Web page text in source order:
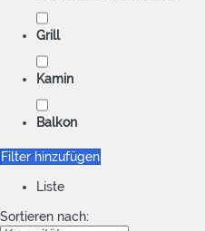
Grill
Kamin
Balkon
Filter hinzufügen
Liste
Sortieren nach: